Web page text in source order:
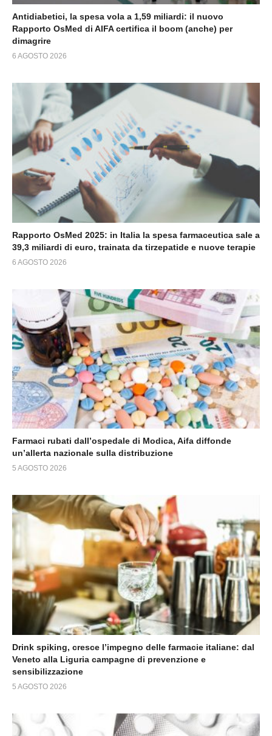
Antidiabetici, la spesa vola a 1,59 miliardi: il nuovo
Rapporto OsMed di AIFA certifica il boom (anche) per
dimagrire
6 AGOSTO 2026
Rapporto OsMed 2025: in Italia la spesa farmaceutica sale a
39,3 miliardi di euro, trainata da tirzepatide e nuove terapie
6 AGOSTO 2026
Farmaci rubati dall’ospedale di Modica, Aifa diffonde
un’allerta nazionale sulla distribuzione
5 AGOSTO 2026
Drink spiking, cresce l’impegno delle farmacie italiane: dal
Veneto alla Liguria campagne di prevenzione e
sensibilizzazione
5 AGOSTO 2026